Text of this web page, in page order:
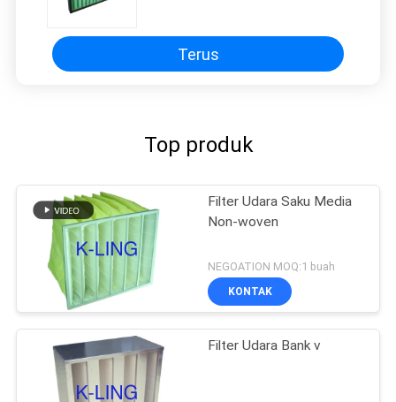
Terus
Top produk
Filter Udara Saku Media
Non-woven
NEGOATION MOQ:1 buah
KONTAK
Filter Udara Bank v